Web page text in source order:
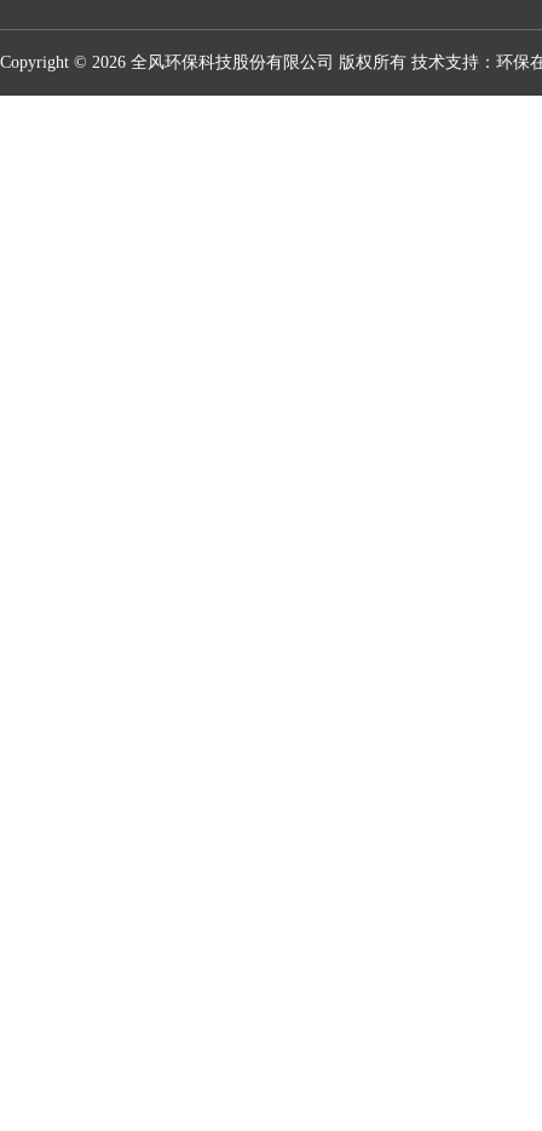
Copyright © 2026 全风环保科技股份有限公司 版权所有 技术支持： 环保